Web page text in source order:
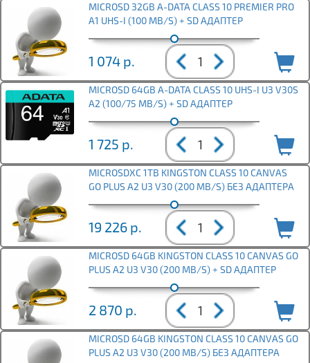
MICROSD 32GB A-DATA CLASS 10 PREMIER PRO
A1 UHS-I (100 MB/S) + SD АДАПТЕР
1 074 р.
MICROSD 64GB A-DATA CLASS 10 UHS-I U3 V30S
A2 (100/75 MB/S) + SD АДАПТЕР
1 725 р.
MICROSDXC 1TB KINGSTON CLASS 10 CANVAS
GO PLUS A2 U3 V30 (200 MB/S) БЕЗ АДАПТЕРА
19 226 р.
MICROSD 64GB KINGSTON CLASS 10 CANVAS GO
PLUS A2 U3 V30 (200 MB/S) + SD АДАПТЕР
2 870 р.
MICROSD 64GB KINGSTON CLASS 10 CANVAS GO
PLUS A2 U3 V30 (200 MB/S) БЕЗ АДАПТЕРА